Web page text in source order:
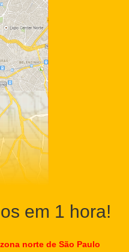
em 1 hora!
norte de São Paulo